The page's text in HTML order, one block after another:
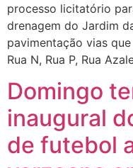
processo licitatório
drenagem do Jardim
pavimentação vias
Rua N, Rua P, Rua
Domingo
inaugural
de futebol